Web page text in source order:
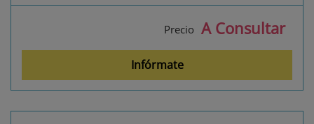
Precio A Consultar
Infórmate